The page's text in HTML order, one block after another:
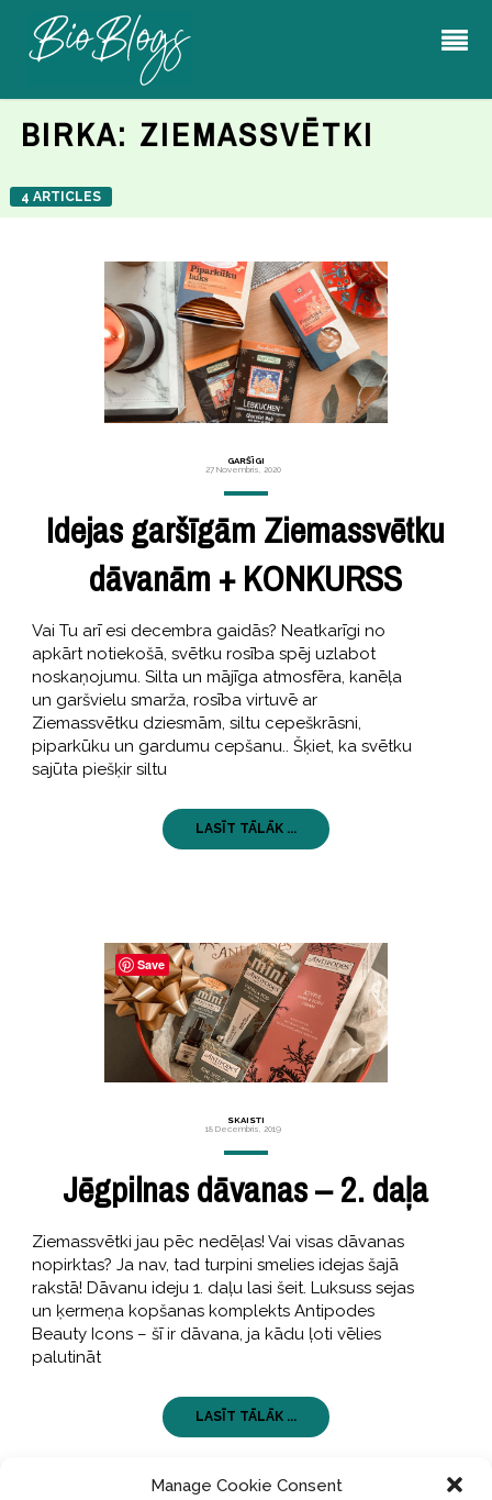
Manage Cookie Consent
BIRKA: ZIEMASSVĒTKI
4 ARTICLES
GARŠĪGI
27 Novembris, 2020
Idejas garšīgām Ziemassvētku
dāvanām + KONKURSS
Vai Tu arī esi decembra gaidās? Neatkarīgi no
apkārt notiekošā, svētku rosība spēj uzlabot
noskaņojumu. Silta un mājīga atmosfēra, kanēļa
un garšvielu smarža, rosība virtuvē ar
Ziemassvētku dziesmām, siltu cepeškrāsni,
piparkūku un gardumu cepšanu.. Šķiet, ka svētku
sajūta piešķir siltu
LASĪT TĀLĀK ...
SKAISTI
18 Decembris, 2019
Jēgpilnas dāvanas – 2. daļa
Ziemassvētki jau pēc nedēļas! Vai visas dāvanas
nopirktas? Ja nav, tad turpini smelies idejas šajā
rakstā! Dāvanu ideju 1. daļu lasi šeit. Luksuss sejas
un ķermeņa kopšanas komplekts Antipodes
Beauty Icons – šī ir dāvana, ja kādu ļoti vēlies
palutināt
LASĪT TĀLĀK ...
Save